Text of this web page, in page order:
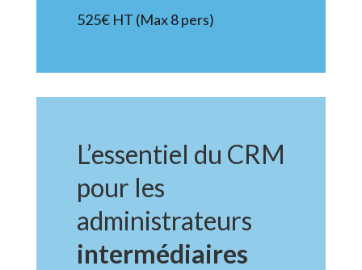
525€ HT (Max 8 pers)
L’essentiel du CRM
pour les
administrateurs
intermédiaires